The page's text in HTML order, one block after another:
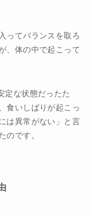
ってバランスを取ろ
、体の中で起こって
定な状態だったた
食いしばりが起こっ
は異常がない」と言
のです。